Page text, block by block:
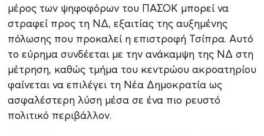
μέρος των ψηφοφόρων του ΠΑΣΟΚ μπορεί να
στραφεί προς τη ΝΔ, εξαιτίας της αυξημένης
πόλωσης που προκαλεί η επιστροφή Τσίπρα. Αυτό
το εύρημα συνδέεται με την ανάκαμψη της ΝΔ στη
μέτρηση, καθώς τμήμα του κεντρώου ακροατηρίου
φαίνεται να επιλέγει τη Νέα Δημοκρατία ως
ασφαλέστερη λύση μέσα σε ένα πιο ρευστό
πολιτικό περιβάλλον.